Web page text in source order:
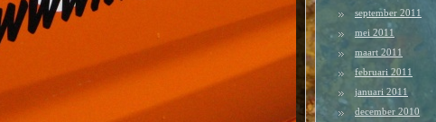
september 2011
mei 2011
maart 2011
februari 2011
januari 2011
december 2010